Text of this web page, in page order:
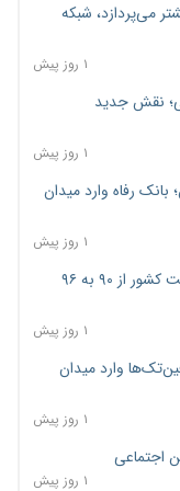
می‌پردازد، شبکه
۱ روز پیش
نقش جدید
۱ روز پیش
بانک رفاه وارد میدان
۱ روز پیش
فشار اقتصادی در مسیر صعود؛ شاخص فلاکت کشور از ۹۰ به ۹۶
۱ روز پیش
فین‌تک‌ها وارد میدان
۱ روز پیش
۱ روز پیش